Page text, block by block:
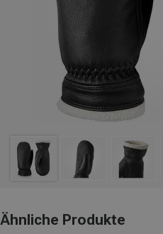
Ähnliche Produkte